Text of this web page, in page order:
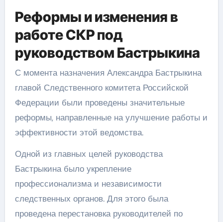
Реформы и изменения в
работе СКР под
руководством Бастрыкина
С момента назначения Александра Бастрыкина
главой Следственного комитета Российской
Федерации были проведены значительные
реформы, направленные на улучшение работы и
эффективности этой ведомства.
Одной из главных целей руководства
Бастрыкина было укрепление
профессионализма и независимости
следственных органов. Для этого была
проведена перестановка руководителей по